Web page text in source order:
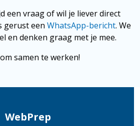
een vraag of wil je liever direct
gerust een WhatsApp-bericht. We
en denken graag met je mee.
samen te werken!
WebPrep